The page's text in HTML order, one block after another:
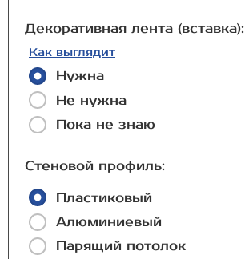
Декоративная лента (вставка):
Как выглядит
Нужна
Не нужна
Пока не знаю
Стеновой профиль:
Пластиковый
Алюминиевый
Парящий потолок